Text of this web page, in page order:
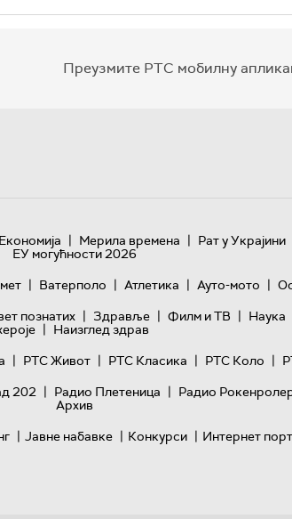
Преузмите РТС мобилну
Економија | Мерила времена | Рат у Украјини
ЕУ могућности 2026
| Ватерполо | Атлетика | Ауто-мото |
познатих | Здравље | Филм и ТВ | Наука
| Наизглед здрав
| РТС Живот | РТС Класика | РТС Коло |
202 | Радио Плетеница | Радио
Архив
| Јавне набавке | Конкурси | Интернет